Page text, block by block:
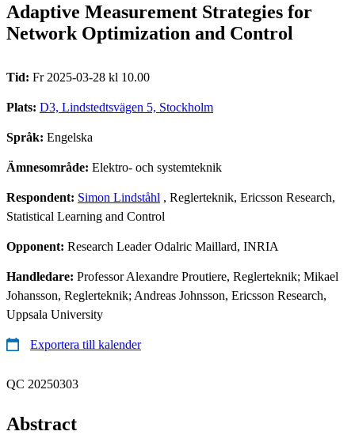
Adaptive Measurement Strategies for
Network Optimization and Control
Tid: Fr 2025-03-28 kl 10.00
Plats: D3, Lindstedtsvägen 5, Stockholm
Språk: Engelska
Ämnesområde: Elektro- och systemteknik
Respondent: Simon Lindståhl , Reglerteknik, Ericsson Research,
Statistical Learning and Control
Opponent: Research Leader Odalric Maillard, INRIA
Handledare: Professor Alexandre Proutiere, Reglerteknik; Mikael
Johansson, Reglerteknik; Andreas Johnsson, Ericsson Research,
Uppsala University
Exportera till kalender
QC 20250303
Abstract